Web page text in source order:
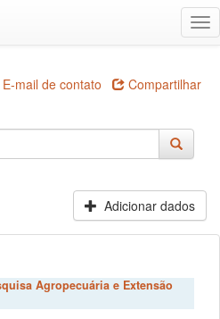
mail de contato Compartilhar
Adicionar dados
Agropecuária e Extensão